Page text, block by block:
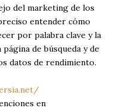
del marketing de los
entender cómo
por palabra clave y la
de búsqueda y de
datos de rendimiento.
en